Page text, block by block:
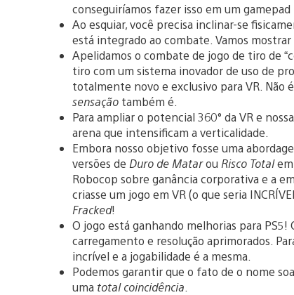
conseguiríamos fazer isso em um gamepad
Ao esquiar, você precisa inclinar-se
está integrado ao combate. Vamos mostrar
Apelidamos o combate de jogo de tiro de
tiro com um sistema inovador de uso de
totalmente novo e exclusivo para VR. Não
sensação também é.
Para ampliar o potencial 360° da VR e
arena que intensificam a verticalidade.
Embora nosso objetivo fosse uma
versões de Duro de Matarou Risco Totalem
Robocop sobre ganância corporativa e a
criasse um jogo em VR (o que seria
Fracked!
O jogo está ganhando melhorias para
carregamento e resolução aprimorados.
incrível e a jogabilidade é a mesma.
Podemos garantir que o fato de o nome
uma total coincidência